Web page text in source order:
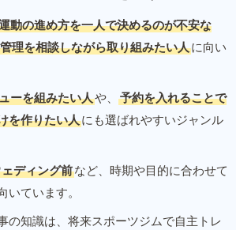
動の進め方を一人で決めるのが不安な
理を相談しながら取り組みたい人に向い
ーを組みたい人や、
予約を入れることで
を作りたい人にも選ばれやすいジャンル
ディング前など、時期や目的に合わせて
いています。
の知識は、将来スポーツジムで自主トレ